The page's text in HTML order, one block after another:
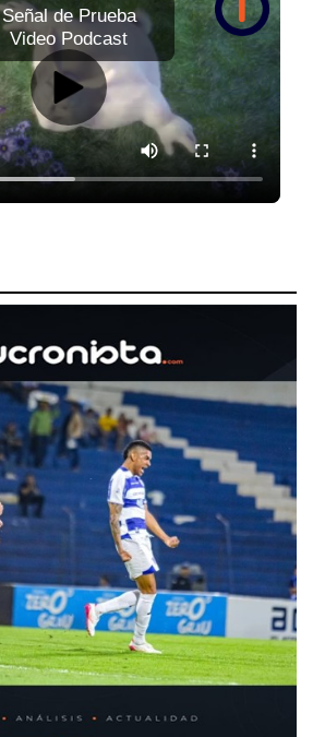
Señal de Prueba
Video Podcast